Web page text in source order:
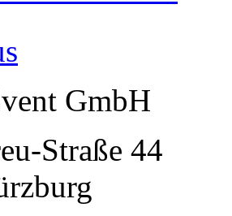
GmbH
Straße 44